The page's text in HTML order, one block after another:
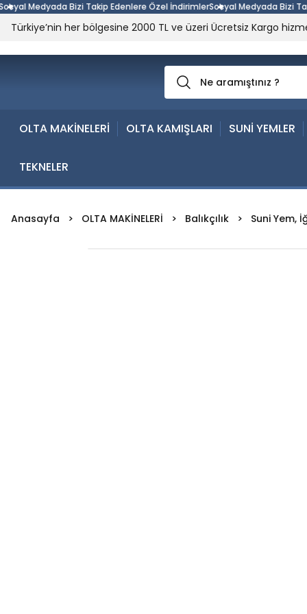
Medyada Bizi Takip Edenlere Özel İndirimlerSosyal Medyada Bizi
Türkiye’nin her bölgesine 2000 TL ve üzeri Ücretsiz Kargo
OLTA MAKİNELERİ OLTA KAMIŞLARI SUNİ YEMLER
TEKNELER
Anasayfa OLTA MAKİNELERİ Balıkçılık Suni Yem,